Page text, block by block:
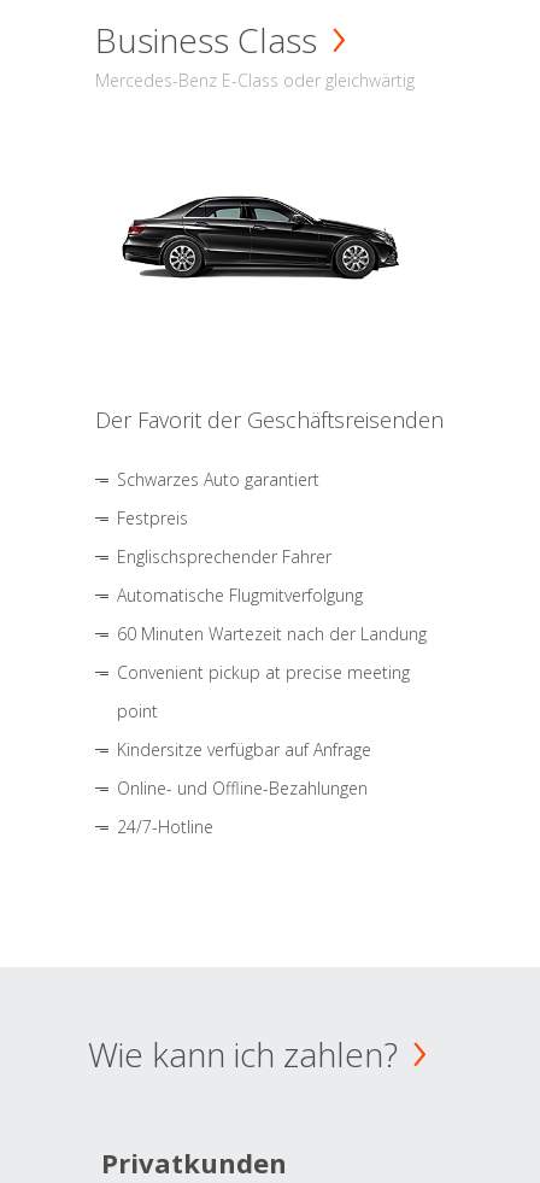
Business Class
Mercedes-Benz E-Class oder gleichwärtig
Der Favorit der Geschäftsreisenden
Schwarzes Auto garantiert
Festpreis
Englischsprechender Fahrer
Automatische Flugmitverfolgung
60 Minuten Wartezeit nach der Landung
Convenient pickup at precise meeting
point
Kindersitze verfügbar auf Anfrage
Online- und Offline-Bezahlungen
24/7-Hotline
Wie kann ich zahlen?
Privatkunden